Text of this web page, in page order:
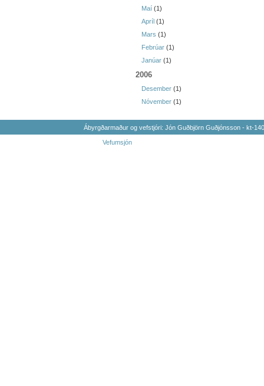
Maí (1)
Apríl (1)
Mars (1)
Febrúar (1)
Janúar (1)
2006
Desember (1)
Nóvember (1)
Ábyrgðarmaður og vefstjóri: Jón Guðbjörn Guðjónsson - kt-
Vefumsjón